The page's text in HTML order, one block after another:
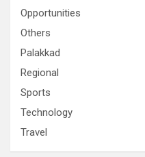
Opportunities
Others
Palakkad
Regional
Sports
Technology
Travel